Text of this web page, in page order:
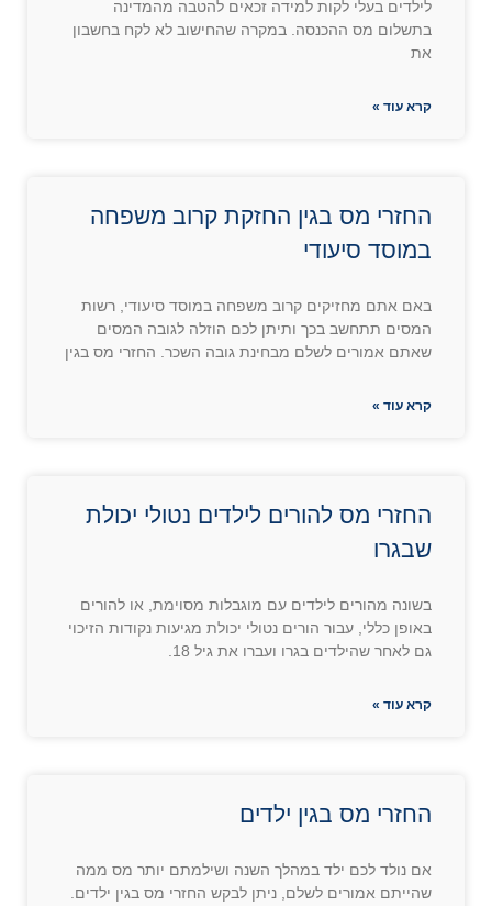
לילדים בעלי לקות למידה זכאים להטבה מהמדינה
בתשלום מס ההכנסה. במקרה שהחישוב לא לקח בחשבון
את
קרא עוד »
החזרי מס בגין החזקת קרוב משפחה
במוסד סיעודי
באם אתם מחזיקים קרוב משפחה במוסד סיעודי, רשות
המסים תתחשב בכך ותיתן לכם הוזלה לגובה המסים
שאתם אמורים לשלם מבחינת גובה השכר. החזרי מס בגין
קרא עוד »
החזרי מס להורים לילדים נטולי יכולת
שבגרו
בשונה מהורים לילדים עם מוגבלות מסוימת, או להורים
באופן כללי, עבור הורים נטולי יכולת מגיעות נקודות הזיכוי
גם לאחר שהילדים בגרו ועברו את גיל 18.
קרא עוד »
החזרי מס בגין ילדים
אם נולד לכם ילד במהלך השנה ושילמתם יותר מס ממה
שהייתם אמורים לשלם, ניתן לבקש החזרי מס בגין ילדים.